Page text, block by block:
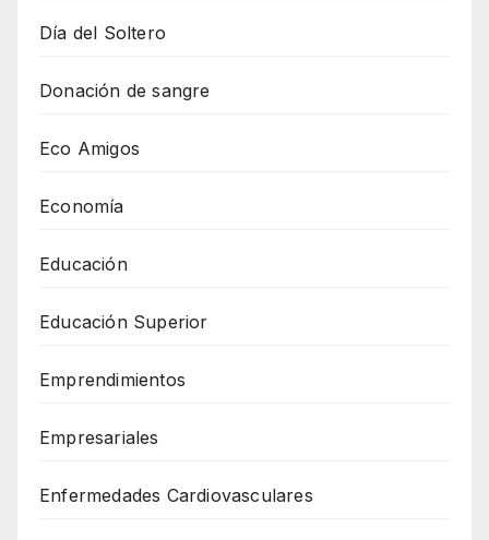
Día del Soltero
Donación de sangre
Eco Amigos
Economía
Educación
Educación Superior
Emprendimientos
Empresariales
Enfermedades Cardiovasculares